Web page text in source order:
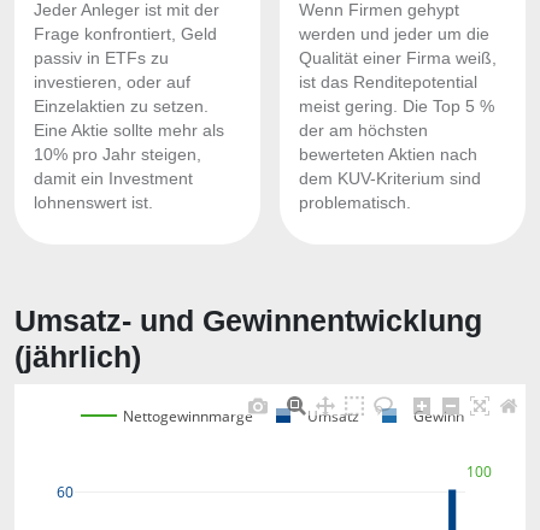
Jeder Anleger ist mit der
Frage konfrontiert, Geld
passiv in ETFs zu
investieren, oder auf
Einzelaktien zu setzen.
Eine Aktie sollte mehr als
10% pro Jahr steigen,
damit ein Investment
lohnenswert ist.
Wenn Firmen gehypt
werden und jeder um die
Qualität einer Firma weiß,
ist das Renditepotential
meist gering. Die Top 5 %
der am höchsten
bewerteten Aktien nach
dem KUV-Kriterium sind
problematisch.
Umsatz- und Gewinnentwicklung
(jährlich)
60
100
Nettogewinnmarge Umsatz Gewinn